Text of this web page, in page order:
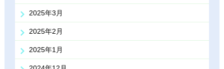
2025年3月
2025年2月
2025年1月